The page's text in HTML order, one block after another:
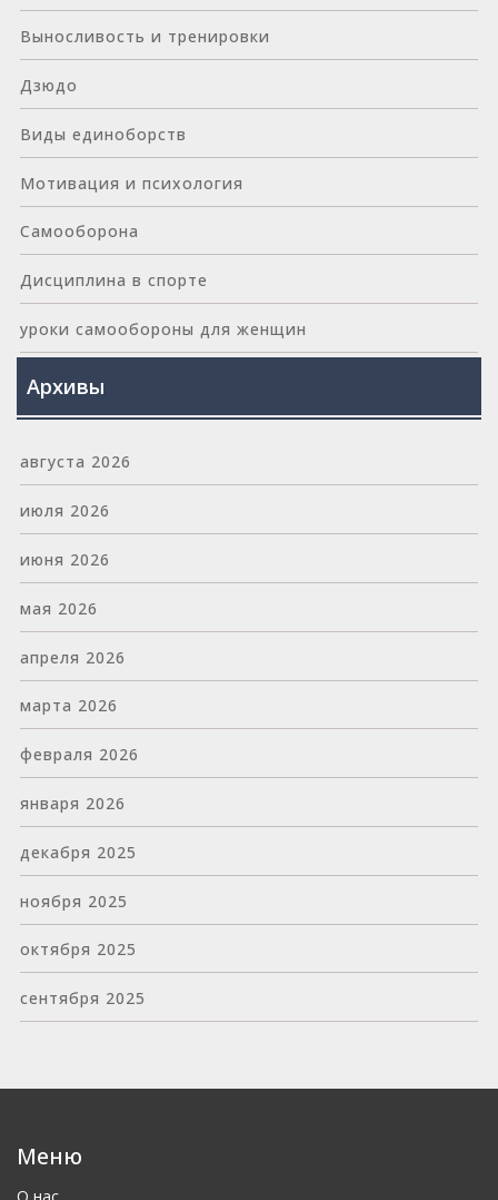
Выносливость и тренировки
Дзюдо
Виды единоборств
Мотивация и психология
Самооборона
Дисциплина в спорте
уроки самообороны для женщин
Архивы
августа 2026
июля 2026
июня 2026
мая 2026
апреля 2026
марта 2026
февраля 2026
января 2026
декабря 2025
ноября 2025
октября 2025
сентября 2025
Меню